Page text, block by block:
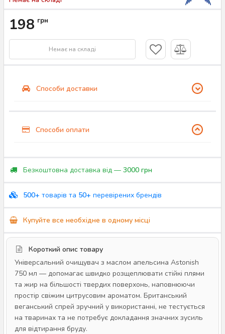
198 грн
Немає на складі
Способи доставки
Способи оплати
Безкоштовна доставка від — 3000 грн
500+ товарів та 50+ перевірених брендів
Купуйте все необхідне в одному місці
Короткий опис товару
Універсальний очищувач з маслом апельсина Astonish
750 мл — допомагає швидко розщеплювати стійкі плями
та жир на більшості твердих поверхонь, наповнюючи
простір свіжим цитрусовим ароматом. Британський
веганський спрей зручний у використанні, не тестується
на тваринах та не потребує докладання значних зусиль
для відтирання бруду.